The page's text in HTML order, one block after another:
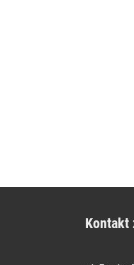
Kontakt